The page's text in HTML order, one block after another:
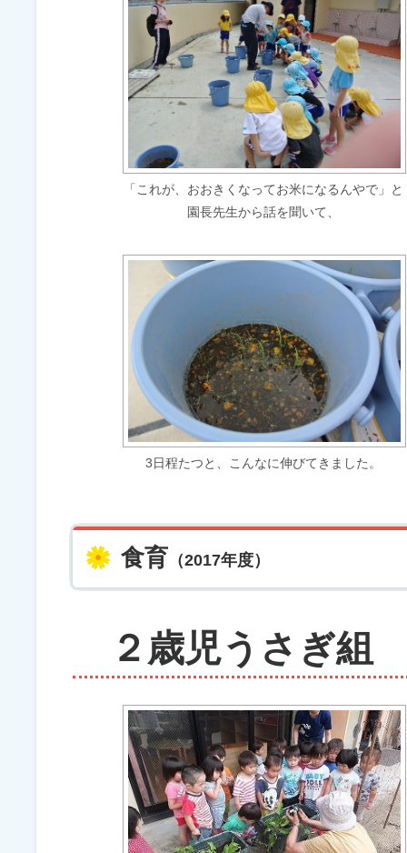
「これが、おおきくなってお米になるんやで」と
園長先生から話を聞いて、
3日程たつと、こんなに伸びてきました。
食育 （2017年度）
２歳児うさぎ組